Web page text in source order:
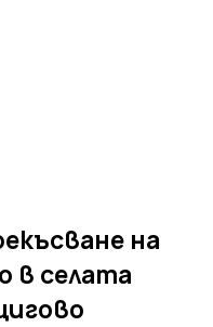
на
в селата